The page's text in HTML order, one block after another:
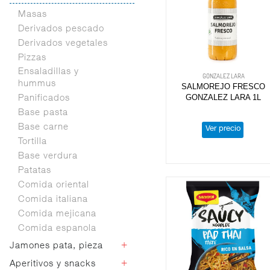
Otros vegetales
Maíz
Judías verdes
Anchoas
Huevas
Cefalópodos
Refrigerados
Otras conservas
Chorizo,salchichon y
salami
Caseros
especialidades
Jamon curado y lomo
Ibericos
Bacon
Tiras y taquitos
Masas
Derivados pescado
Derivados vegetales
Pizzas
Ensaladillas y
hummus
Panificados
Base pasta
Base carne
Tortilla
Base verdura
Patatas
Comida oriental
Comida italiana
Comida mejicana
Comida espanola
Jamones pata, pieza
+
Bodega, reserva y
Aperitivos y snacks +
GONZALEZ LARA
SALMOREJO FRESCO
GONZALEZ LARA 1L
Ver precio